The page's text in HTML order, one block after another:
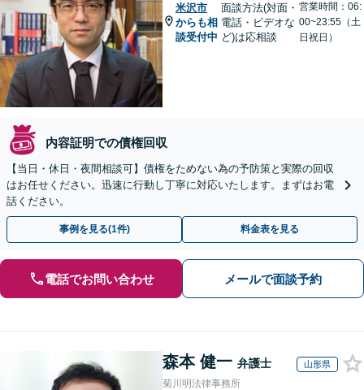
米沢市
からも相
談受付中
面談方法(対面・
電話・ビデオな
ど)は応相談
営業時間：06:
00~23:55（土
日祝日）
内容証明での債権回収
【当日・休日・夜間相談可】債権をためない為の予防策と実際の回収
はお任せください。迅速に行動し丁寧に対応いたします。まずはお電
話ください。
事例を見る(1件) 料金表を見る
電話でお問い合わせ メールで面談予約
森本 健一 弁護士 山形県
菊川明法律事務所